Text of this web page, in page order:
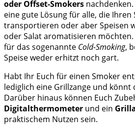
oder Offset-Smokers nachdenken.
eine gute Lösung für alle, die Ihren
transportieren oder aber Speisen
oder Salat aromatisieren
für das sogenannte Cold-Smoking,
Speise weder erhitzt noch gart.
Habt Ihr Euch für einen Smoker
lediglich eine Grillzange und könnt
Darüber hinaus können Euch
Digitalthermometer und ein
praktischem Nutzen sein.